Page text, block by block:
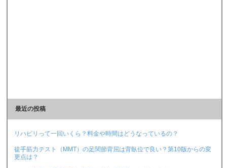
最近の投稿
リハビリって一回いくら？料金や時間はどうなっているの？
徒手筋力テスト（MMT）の足関節背屈は背臥位で良い？第10版からの変
更点は？